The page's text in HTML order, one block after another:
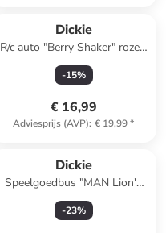
Dickie
R/c auto "Berry Shaker" roze -
vanaf 6 jaar
-15%
€ 16,99
Adviesprijs (AVP): € 19,99*
Dickie
Speelgoedbus "MAN Lion's
Coach - Flixbus'' groen -
vanaf 3 jaar
-23%